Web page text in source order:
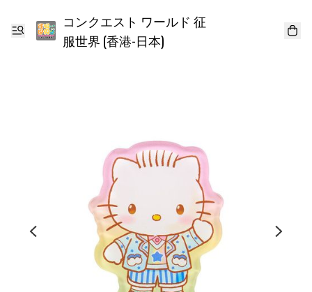
コンクエスト ワールド 征
服世界 (香港-日本)